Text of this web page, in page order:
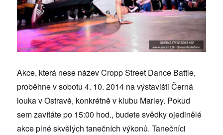
Akce, která nese název Cropp Street Dance Battle,
proběhne v sobotu 4. 10. 2014 na výstavišti Černá
louka v Ostravě, konkrétně v klubu Marley. Pokud
sem zavítáte po 15:00 hod., budete svědky ojedinělé
akce plné skvělých tanečních výkonů. Tanečníci